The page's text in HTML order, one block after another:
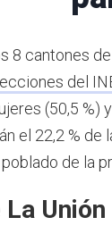
8 cantones
del
(50,5 %)
el 22,2 % de
de la